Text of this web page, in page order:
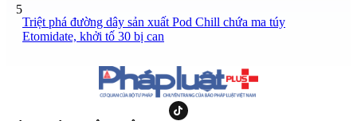
5
Triệt phá đường dây sản xuất Pod Chill chứa ma túy
Etomidate, khởi tố 30 bị can